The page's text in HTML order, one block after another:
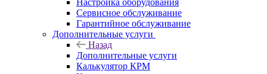
Настройка оборудования
Сервисное обслуживание
Гарантийное обслуживание
Дополнительные услуги
Назад
Дополнительные услуги
Калькулятор КРМ